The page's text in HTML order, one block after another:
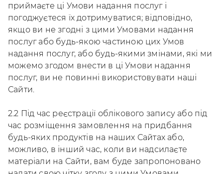
приймаєте ці Умови надання послуг і
погоджуєтеся їх дотримуватися; відповідно,
якщо ви не згодні з цими Умовами надання
послуг або будь-якою частиною цих Умов
надання послуг, або будь-якими змінами, які ми
можемо згодом внести в ці Умови надання
послуг, ви не повинні використовувати наші
Сайти.
2.2 Під час реєстрації облікового запису або під
час розміщення замовлення на придбання
будь-яких продуктів на наших Сайтах або,
можливо, в інший час, коли ви надсилаєте
матеріали на Сайти, вам буде запропоновано